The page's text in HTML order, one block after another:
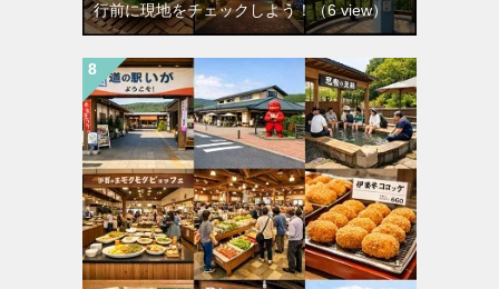
行前に現地をチェックしよう！（6 view）